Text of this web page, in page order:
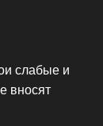
слабые и
вносят